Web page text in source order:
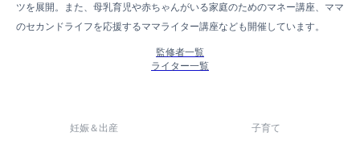
ツを展開。また、母乳育児や赤ちゃんがいる家庭のためのマネー講座、ママ
のセカンドライフを応援するママライター講座なども開催しています。
監修者一覧
ライター一覧
妊娠＆出産 子育て